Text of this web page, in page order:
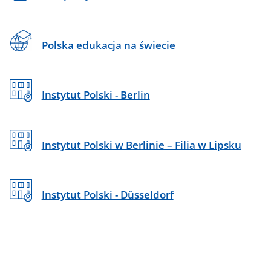
Polska edukacja na świecie
Instytut Polski - Berlin
Instytut Polski w Berlinie – Filia w Lipsku
Instytut Polski - Düsseldorf